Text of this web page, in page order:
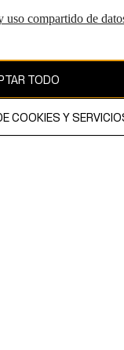
uso compartido de
TODO
COOKIES Y